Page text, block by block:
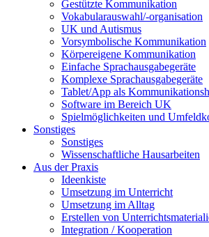
Gestützte Kommunikation
Vokabularauswahl/-organisation
UK und Autismus
Vorsymbolische Kommunikation
Körpereigene Kommunikation
Einfache Sprachausgabegeräte
Komplexe Sprachausgabegeräte
Tablet/App als
Software im Bereich UK
Spielmöglichkeiten und
Sonstiges
Sonstiges
Wissenschaftliche Hausarbeiten
Aus der Praxis
Ideenkiste
Umsetzung im Unterricht
Umsetzung im Alltag
Erstellen von
Integration / Kooperation